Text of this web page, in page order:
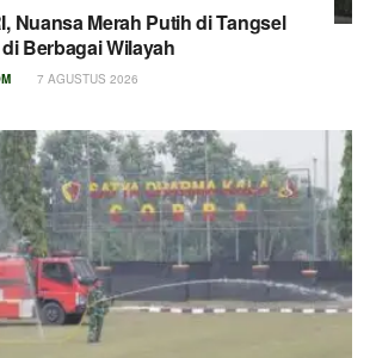
Nuansa Merah Putih di Tangsel
Berbagai Wilayah
7 AGUSTUS 2026